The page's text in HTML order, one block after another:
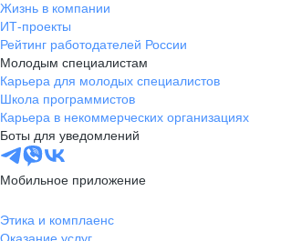
Жизнь в компании
ИТ-проекты
Рейтинг работодателей России
Молодым специалистам
Карьера для молодых специалистов
Школа программистов
Карьера в некоммерческих организациях
Боты для уведомлений
Мобильное приложение
Этика и комплаенс